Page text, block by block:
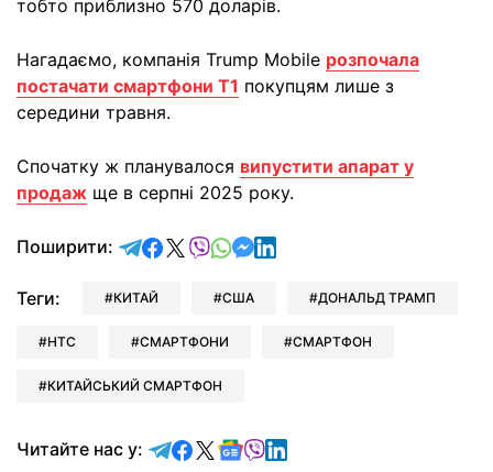
тобто приблизно 570 доларів.
Нагадаємо, компанія Trump Mobile розпочала
постачати смартфони T1 покупцям лише з
середини травня.
Спочатку ж планувалося випустити апарат у
продаж ще в серпні 2025 року.
Поширити: відправити у Telegram
поділитись у Facebook
поділитись у X
відправити у Viber
відправити у Whatsapp
відправити у Messenger
відправити у LinkedIn
Теги: КИТАЙ США ДОНАЛЬД ТРАМП
HTC СМАРТФОНИ СМАРТФОН
КИТАЙСЬКИЙ СМАРТФОН
Читайте нас у: Читайте у Telegram
Читайте у Facebook
Читайте у X
Читайте у Google news
Читайте у Viber
Читайте у LinkedIn